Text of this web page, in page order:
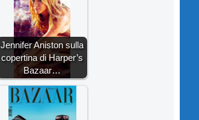
Jennifer Aniston sulla
copertina di Harper’s
Bazaar…